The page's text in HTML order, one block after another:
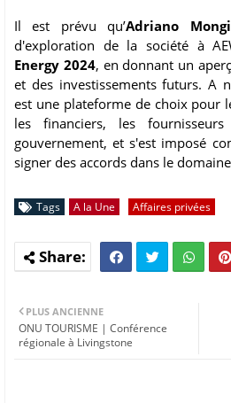
Il est prévu qu’Adriano
d'exploration de la société à
Energy 2024, en donnant un
et des investissements futurs. A
est une plateforme de choix pour
les financiers, les
gouvernement, et s'est imposé
signer des accords dans le
Tags A la Une Affaires privées
PLUS ANCIENNE
ONU TOURISME | Conférence
régionale à Livingstone